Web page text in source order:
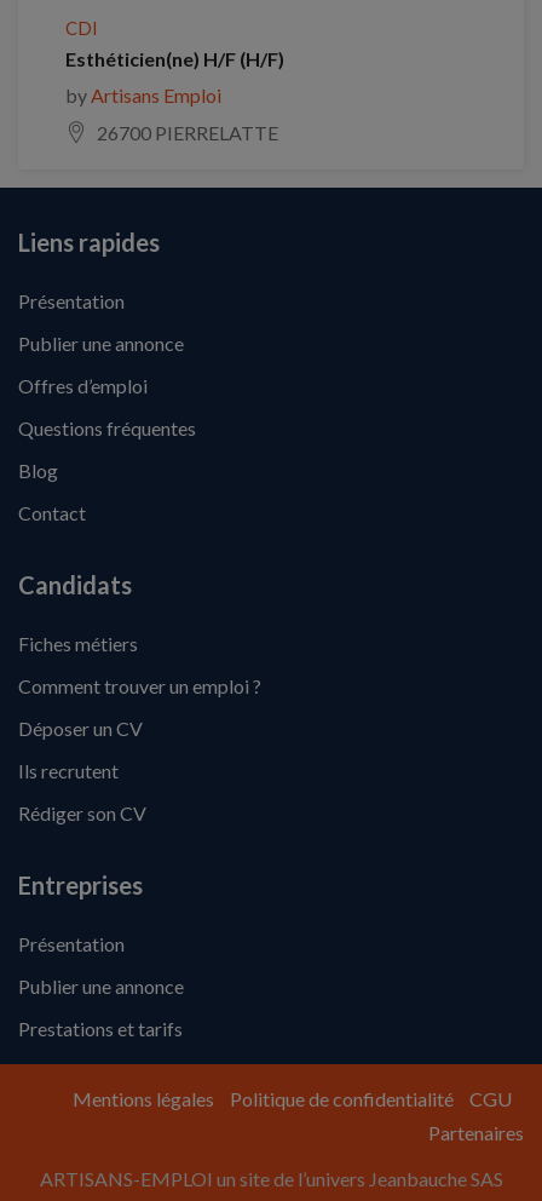
CDI
Esthéticien(ne) H/F (H/F)
byArtisans Emploi
26700 PIERRELATTE
Liens rapides
Présentation
Publier une annonce
Offres d’emploi
Questions fréquentes
Blog
Contact
Candidats
Fiches métiers
Comment trouver un emploi ?
Déposer un CV
Ils recrutent
Rédiger son CV
Entreprises
Présentation
Publier une annonce
Prestations et tarifs
ARTISANS-EMPLOI un site de l’univers Jeanbauche SAS
Mentions légales Politique de confidentialité
CGU
Partenaires